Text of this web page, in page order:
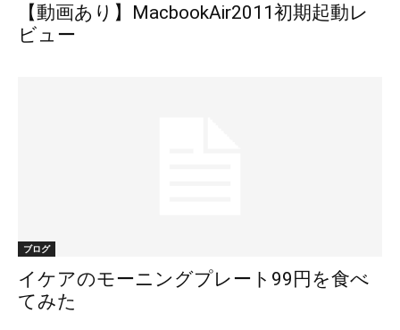
【動画あり】MacbookAir2011初期起動レ
ビュー
ブログ
イケアのモーニングプレート99円を食べ
てみた